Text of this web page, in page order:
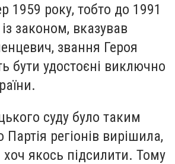
1959 року, тобто до 1991
законом, вказував
звання Героя
бути удостоєні виключно
суду було таким
регіонів вирішила,
якось підсилити. Тому